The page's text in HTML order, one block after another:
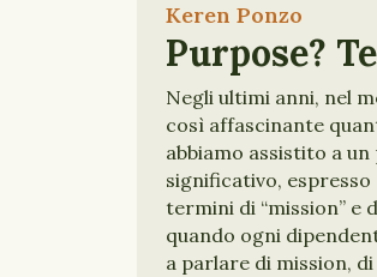
Keren Ponzo
Purpose?
Negli ultimi anni, nel
così affascinante
abbiamo assistito a un
significativo,
termini di “mission” e
quando ogni
a parlare di mission, di